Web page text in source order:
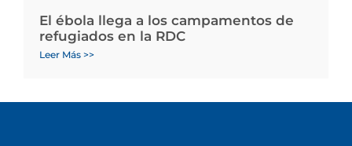
El ébola llega a los campamentos de
refugiados en la RDC
Leer Más >>